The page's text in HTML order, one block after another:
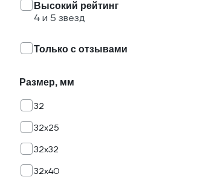
Высокий рейтинг
4 и 5 звезд
Только с отзывами
Размер, мм
32
32х25
32х32
32х40